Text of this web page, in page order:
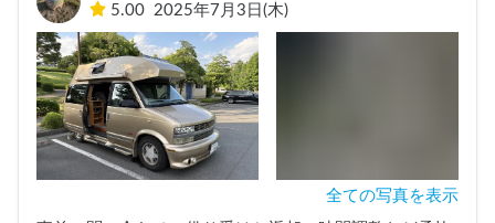
5.00 2025年7月3日(木)
全ての写真を表示